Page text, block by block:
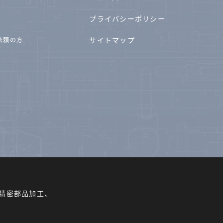
頼の方
プライバシーポリシー
サイトマップ
部品加工、